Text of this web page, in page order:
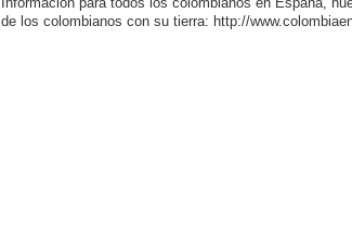
Información para todos los colombianos en España,
de los colombianos con su tierra: http://